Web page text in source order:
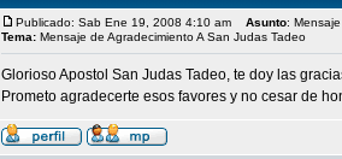
Publicado: Sab Ene 19, 2008 4:10 am Asunto:
Tema: Mensaje de Agradecimiento A San Judas Tadeo
Glorioso Apostol San Judas Tadeo, te doy las
Prometo agradecerte esos favores y no cesar de